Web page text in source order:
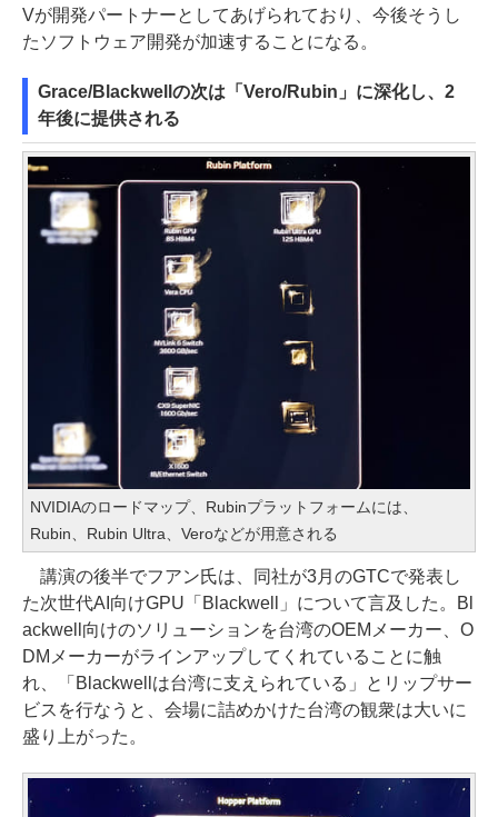
Vが開発パートナーとしてあげられており、今後そうし
たソフトウェア開発が加速することになる。
Grace/Blackwellの次は「Vero/Rubin」に深化し、2
年後に提供される
NVIDIAのロードマップ、Rubinプラットフォームには、
Rubin、Rubin Ultra、Veroなどが用意される
講演の後半でフアン氏は、同社が3月のGTCで発表し
た次世代AI向けGPU「Blackwell」について言及した。Bl
ackwell向けのソリューションを台湾のOEMメーカー、O
DMメーカーがラインアップしてくれていることに触
れ、「Blackwellは台湾に支えられている」とリップサー
ビスを行なうと、会場に詰めかけた台湾の観衆は大いに
盛り上がった。